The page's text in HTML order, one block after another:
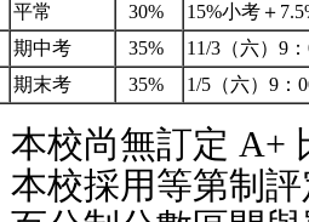
平常 30%
15%小考＋
期中考 35%
11/3（六）9
期末考 35% 1/5（六）9：
本校尚無訂定 A+
本校採用等第制